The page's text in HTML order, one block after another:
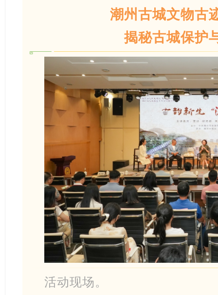
潮州古城文物古
揭秘古城保护
活动现场。